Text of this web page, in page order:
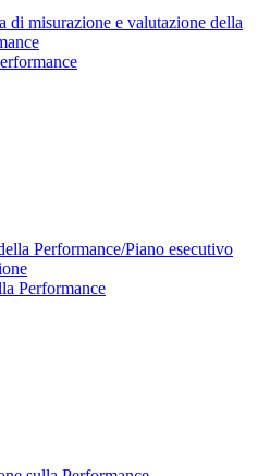
di misurazione e valutazione della
Performance/Piano esecutivo
Performance